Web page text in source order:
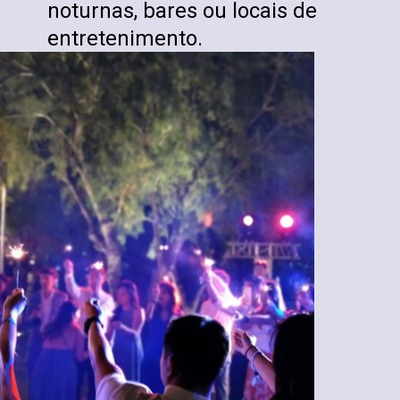
noturnas, bares ou locais de
entretenimento.